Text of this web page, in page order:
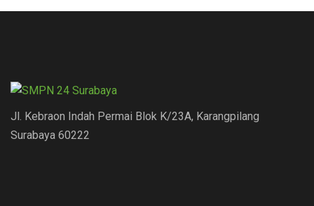
Jl. Kebraon Indah Permai Blok K/23A, Karangpilang
Surabaya 60222